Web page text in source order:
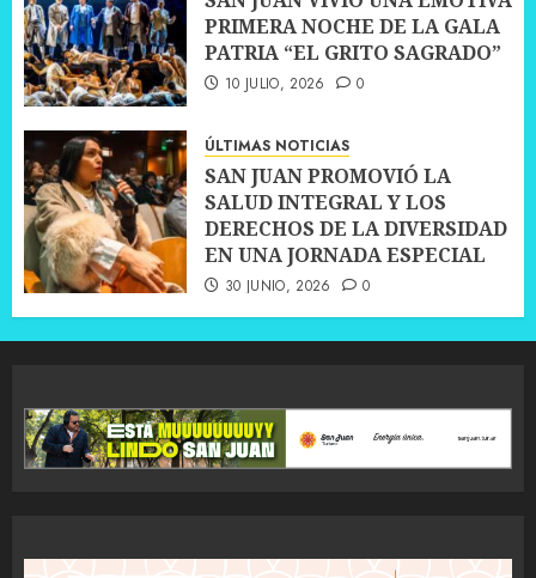
PRIMERA NOCHE DE LA GALA
PATRIA “EL GRITO SAGRADO”
10 JULIO, 2026 0
ÚLTIMAS NOTICIAS
SAN JUAN PROMOVIÓ LA
SALUD INTEGRAL Y LOS
DERECHOS DE LA DIVERSIDAD
EN UNA JORNADA ESPECIAL
30 JUNIO, 2026 0